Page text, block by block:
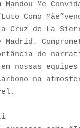
Mandou Me
Como
Cruz de La
de
nossas
na